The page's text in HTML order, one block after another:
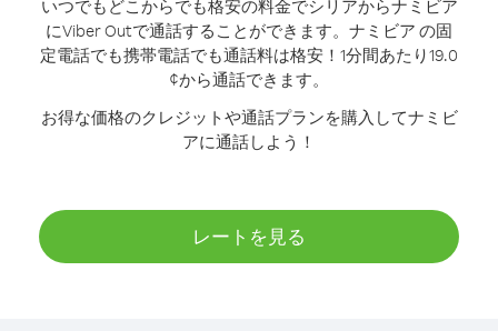
いつでもどこからでも格安の料金でシリアからナミビア
にViber Outで通話することができます。 ナミビア の固
定電話でも携帯電話でも通話料は格安！1分間あたり19.0
¢から通話できます。
お得な価格のクレジットや通話プランを購入してナミビ
アに通話しよう！
レートを見る